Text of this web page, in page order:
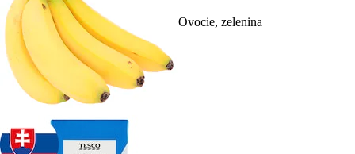
Ovocie, zelenina